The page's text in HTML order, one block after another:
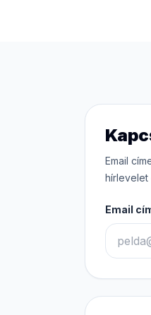
Email
hírlevelet
Email